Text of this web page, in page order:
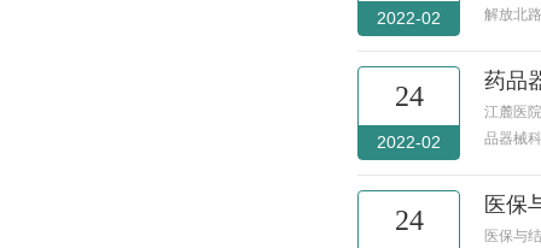
2022-02
解放北
24
2022-02
药品
江麓医
品器械
24
医保
医保与